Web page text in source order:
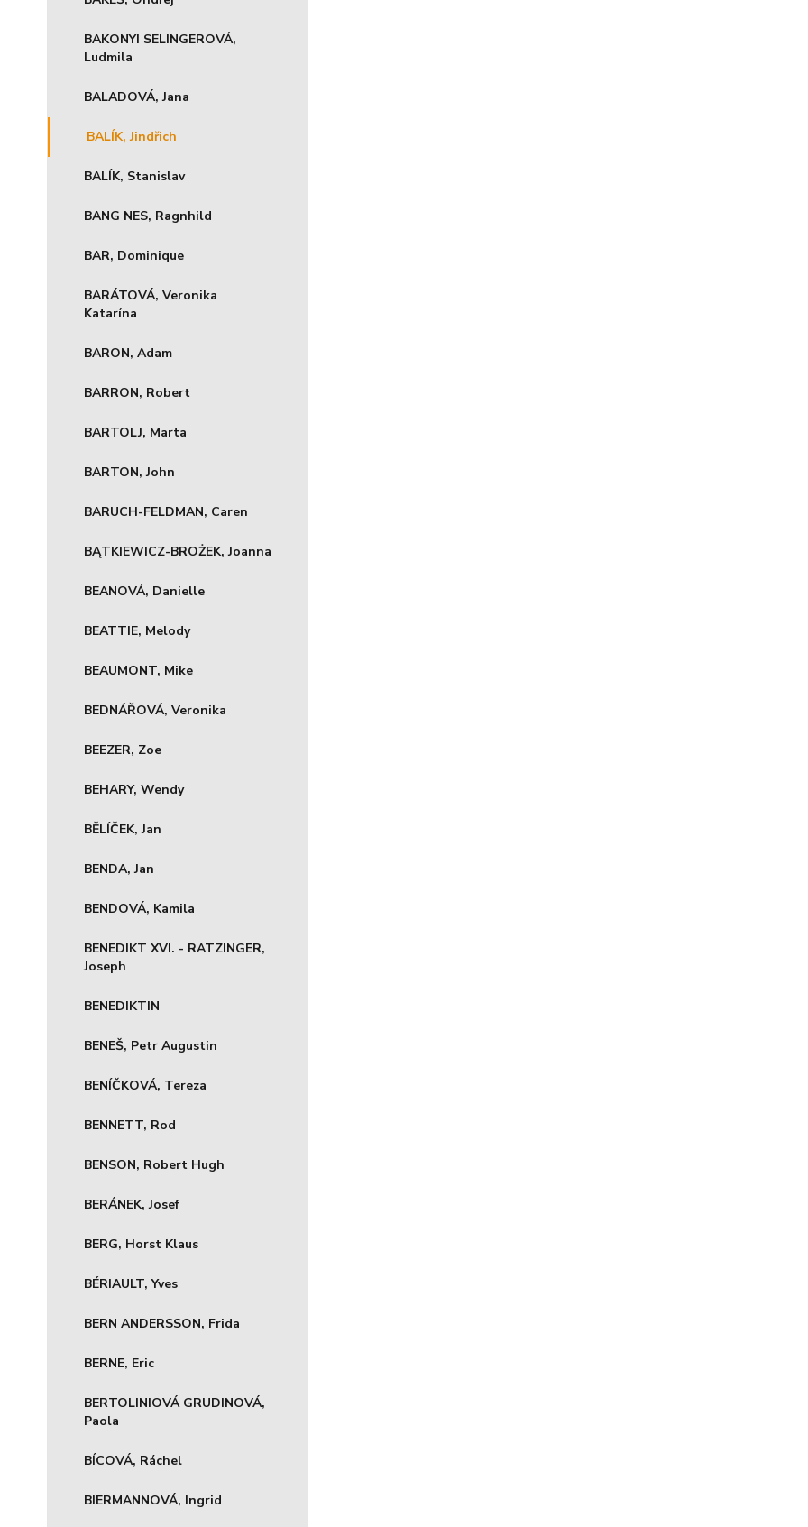
BAKONYI SELINGEROVÁ,
Ludmila
BALADOVÁ, Jana
BALÍK, Jindřich
BALÍK, Stanislav
BANG NES, Ragnhild
BAR, Dominique
BARÁTOVÁ, Veronika
Katarína
BARON, Adam
BARRON, Robert
BARTOLJ, Marta
BARTON, John
BARUCH-FELDMAN, Caren
BĄTKIEWICZ-BROŻEK, Joanna
BEANOVÁ, Danielle
BEATTIE, Melody
BEAUMONT, Mike
BEDNÁŘOVÁ, Veronika
BEEZER, Zoe
BEHARY, Wendy
BĚLÍČEK, Jan
BENDA, Jan
BENDOVÁ, Kamila
BENEDIKT XVI. - RATZINGER,
Joseph
BENEDIKTIN
BENEŠ, Petr Augustin
BENÍČKOVÁ, Tereza
BENNETT, Rod
BENSON, Robert Hugh
BERÁNEK, Josef
BERG, Horst Klaus
BÉRIAULT, Yves
BERN ANDERSSON, Frida
BERNE, Eric
BERTOLINIOVÁ GRUDINOVÁ,
Paola
BÍCOVÁ, Ráchel
BIERMANNOVÁ, Ingrid